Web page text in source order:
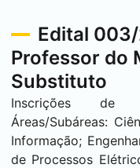
Edital
Professor do
Substituto
Inscrições de
Áreas/Subáreas:
Informação;
de Processos